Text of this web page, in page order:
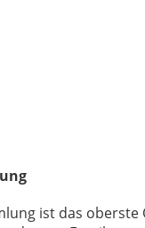
ist das